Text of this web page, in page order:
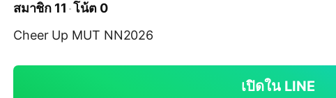
สมาชิก 11 โน้ต 0
Cheer Up MUT NN2026
เปิดใน LINE